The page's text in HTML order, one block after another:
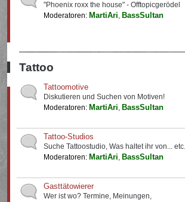
"Phoenix roxx the house" - Offtopicgerödel
Moderatoren: MartiAri, BassSultan
Tattoo
Tattoomotive
Diskutieren und Suchen von Motiven!
Moderatoren: MartiAri, BassSultan
Tattoo-Studios
Suche Tattoostudio, Was haltet ihr von...
Moderatoren: MartiAri, BassSultan
Gasttätowierer
Wer ist wo? Termine, Meinungen,